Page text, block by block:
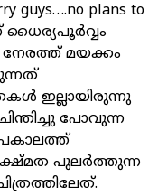
plans to
ധൈര്യപൂർവ്വം
മയക്കം
ഇല്ലായിരുന്നു
പോവുന്ന
പുലർത്തുന്ന